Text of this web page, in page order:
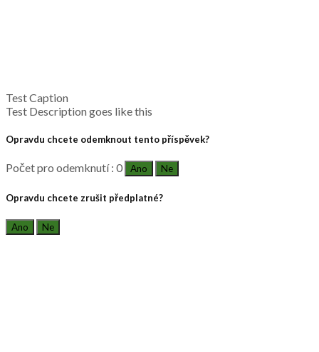
Test Caption
Test Description goes like this
Opravdu chcete odemknout tento příspěvek?
Počet pro odemknutí : 0 Ano Ne
Opravdu chcete zrušit předplatné?
Ano Ne